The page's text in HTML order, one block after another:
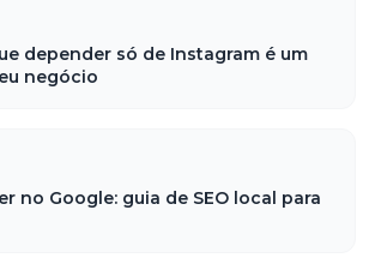
depender só de Instagram é um
negócio
no Google: guia de SEO local para